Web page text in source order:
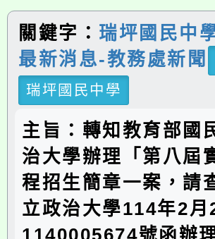
關鍵字： 瑞坪國民中
最新消息-教務處新聞
瑞坪國民中學
主旨：轉知教育部國
治大學辦理「第八屆
程招生簡章一案，請
立政治大學114年2
1140005674號函辦